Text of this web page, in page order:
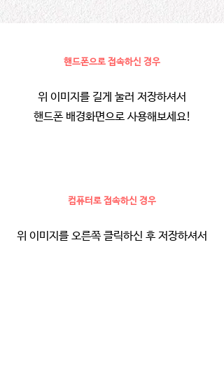
핸드폰으로 접속하신 경우
위 이미지를 길게 눌러 저장하셔서
핸드폰 배경화면으로 사용해보세요!
컴퓨터로 접속하신 경우
위 이미지를 오른쪽 클릭하신 후 저장하셔서